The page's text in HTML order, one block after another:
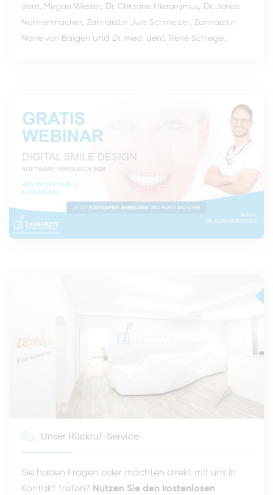
dent. Megan Wester, Dr. Christine Hieronymus, Dr. Jonas
Nonnenmacher, Zahnärztin Jule Schmelzer, Zahnärztin
Nane von Bargen und Dr. med. dent. René Schlegel .
Unser Rückruf-Service
Sie haben Fragen oder möchten direkt mit uns in
Kontakt treten? Nutzen Sie den kostenlosen